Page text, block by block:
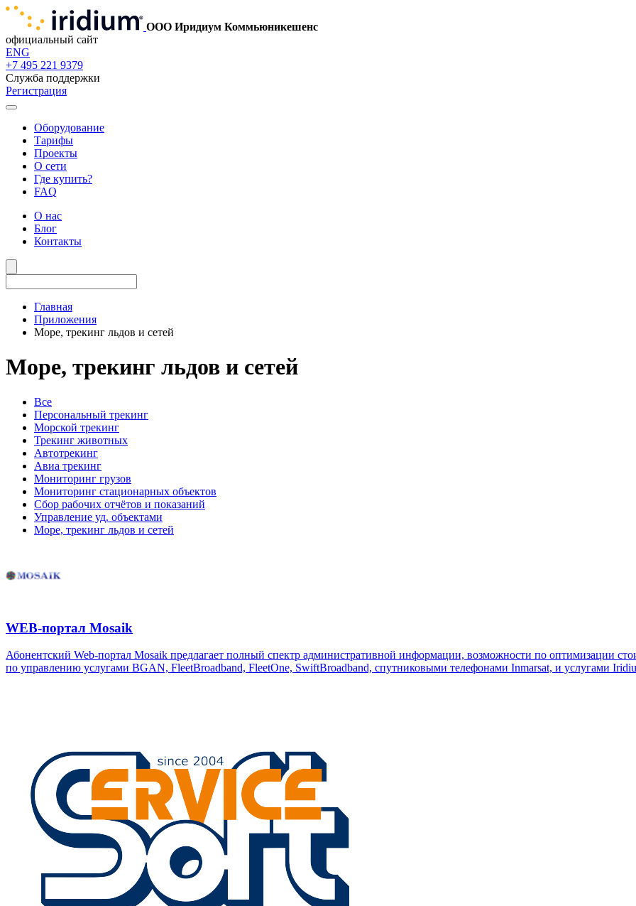
ООО Иридиум Коммьюникешенс
официальный сайт
ENG
+7 495 221 9379
Служба поддержки
Регистрация
Оборудование
Тарифы
Проекты
О сети
Где купить?
FAQ
О нас
Блог
Контакты
Главная
Приложения
Море, трекинг льдов и сетей
Море, трекинг льдов и сетей
Все
Персональный трекинг
Морской трекинг
Трекинг животных
Автотрекинг
Авиа трекинг
Мониторинг грузов
Мониторинг стационарных объектов
Сбор рабочих отчётов и показаний
Управление уд. объектами
Море, трекинг льдов и сетей
WEB-портал Mosaik
Абонентский Web-портал Mosaik предлагает полный спектр административной информации, возможности по оптимизации
по управлению услугами BGAN, FleetBroadband, FleetOne, SwiftBroadband, спутниковыми телефонами Inmarsat, и услугами